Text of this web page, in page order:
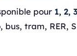
pour 1, 2,
tram, RER,